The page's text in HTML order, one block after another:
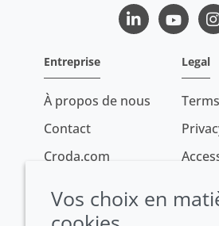
LinkedIn
Entreprise
À propos de nous
Contact
Croda.com
Legal
Vos choix en